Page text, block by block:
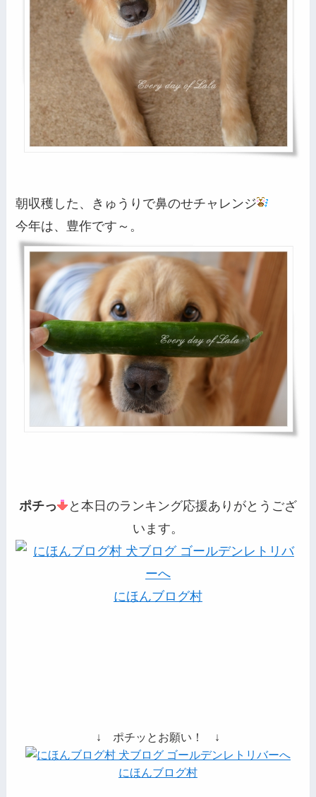
朝収穫した、きゅうりで鼻のせチャレンジ
今年は、豊作です～。
ポチっ
と本日のランキング応援ありがとうござ
います。
にほんブログ村
↓ ポチッとお願い！ ↓
にほんブログ村